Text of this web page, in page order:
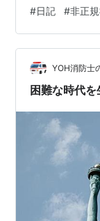
幼児の動きに
も始まると 動
の子ども自身
児たちと衝突し
者同伴でない
#日記 #非正
YOH消防士
困難な時代